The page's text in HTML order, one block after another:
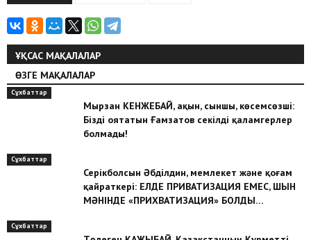
ҰҚСАС МАҚАЛАЛАР
ӨЗГЕ МАҚАЛАЛАР
Сұхбаттар
Мырзан КЕНЖЕБАЙ, ақын, сыншы, көсемсөзші:
Бізді оятатын Ғамзатов секілді қаламгерлер
болмады!
Сұхбаттар
Серікболсын Әбділдин, мемлекет және қоғам
қайраткері: ЕЛДЕ ПРИВАТИЗАЦИЯ ЕМЕС, ШЫН
МӘНІНДЕ «ПРИХВАТИЗАЦИЯ» БОЛДЫ…
Сұхбаттар